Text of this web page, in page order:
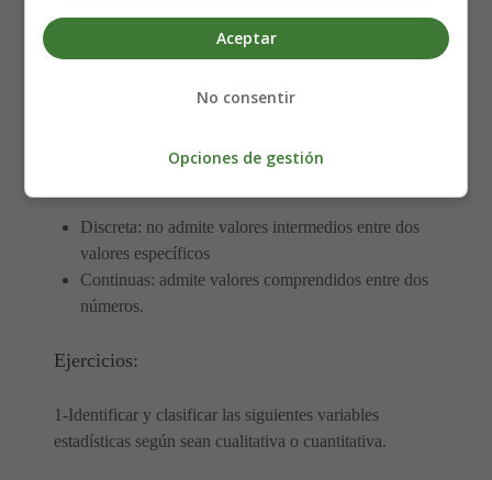
estudiamos en un colectivo.
Discreta: no admite valores intermedios entre dos
valores específicos
Continuas: admite valores comprendidos entre dos
números.
Ejercicios:
1-Identificar y clasificar las siguientes variables
estadísticas según sean cualitativa o cuantitativa.
Aceptar
No consentir
Opciones de gestión